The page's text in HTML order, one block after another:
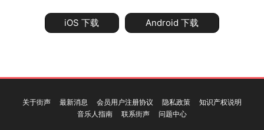
iOS 下载 Android 下载
关于街声 最新消息 会员用户注册协议 隐私政策
知识产权说明
音乐人指南
联系街声 问题中心